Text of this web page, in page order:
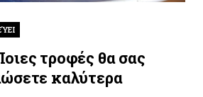
τροφές θα σας
καλύτερα